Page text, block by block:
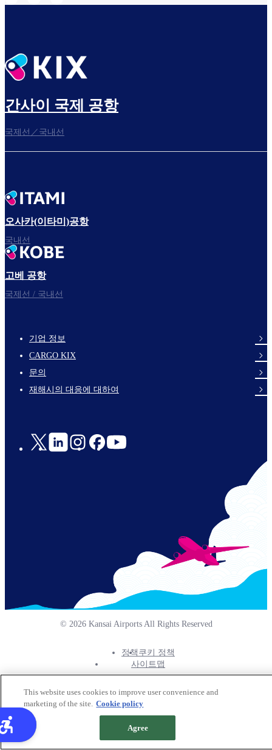
간사이 국제 공항
국제선／국내선
오사카(이타미)공항
국내선
고베 공항
국제선 / 국내선
footer-
links-
en-
기업 정보
CARGO KIX
문의
재해시의 대응에 대하여
Social
© 2026 Kansai Airports All Rights Reserved
Footer
Info
Menu
정책 쿠키 정책
사이트맵
This website uses cookies to improve user convenience and
marketing of the site. Cookie policy
Agree